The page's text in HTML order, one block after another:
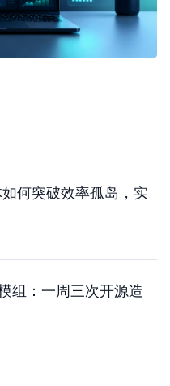
作台
何突破效率孤岛，实
组：一周三次开源造